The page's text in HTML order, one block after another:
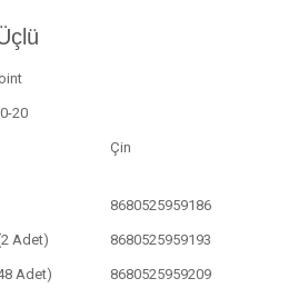
20
Çin
8680525959186
Adet) 8680525959193
Adet) 8680525959209